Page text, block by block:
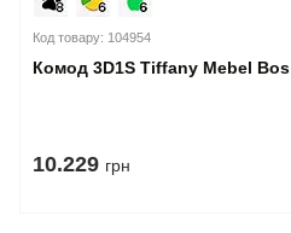
Код товару: 104954
Комод 3D1S Tiffany Mebel Bos
10.229 грн